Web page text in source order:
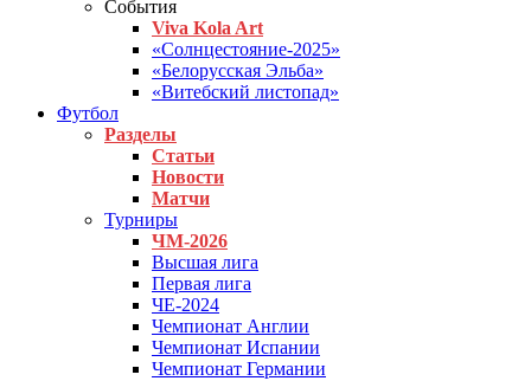
События
Viva Kola Art
«Солнцестояние-2025»
«Белорусская Эльба»
«Витебский листопад»
Футбол
Разделы
Статьи
Новости
Матчи
Турниры
ЧМ-2026
Высшая лига
Первая лига
ЧЕ-2024
Чемпионат Англии
Чемпионат Испании
Чемпионат Германии